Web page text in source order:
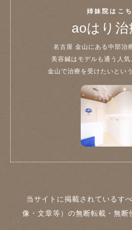
姉妹院はこ
aoはり治
名古屋 金山にある中部治
美容鍼はモデルも通う人気
金山で治療を受けたいとい
当サイトに掲載されているす
像・文章等）の無断転載・無断